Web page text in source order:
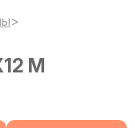
>
М